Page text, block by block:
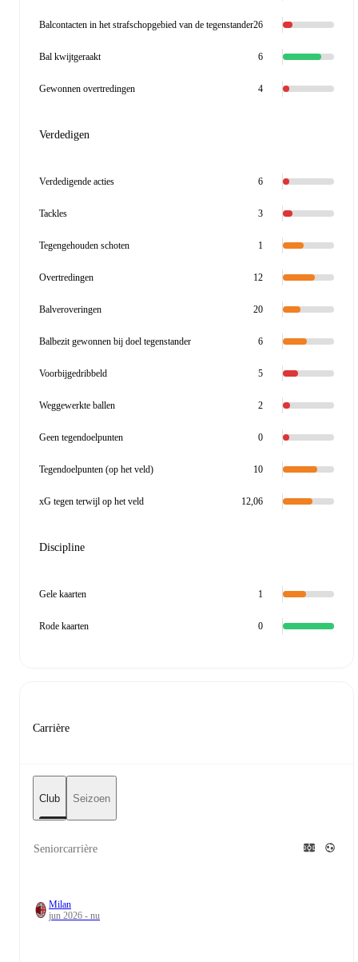
Balcontacten in het strafschopgebied van de tegenstander26
Bal kwijtgeraakt 6
Gewonnen overtredingen 4
Verdedigen
Verdedigende acties 6
Tackles 3
Tegengehouden schoten 1
Overtredingen 12
Balveroveringen 20
Balbezit gewonnen bij doel tegenstander 6
Voorbijgedribbeld 5
Weggewerkte ballen 2
Geen tegendoelpunten 0
Tegendoelpunten (op het veld) 10
xG tegen terwijl op het veld 12,06
Discipline
Gele kaarten 1
Rode kaarten 0
Carrière
Club Seizoen
Seniorcarrière
Milan
jun 2026 - nu